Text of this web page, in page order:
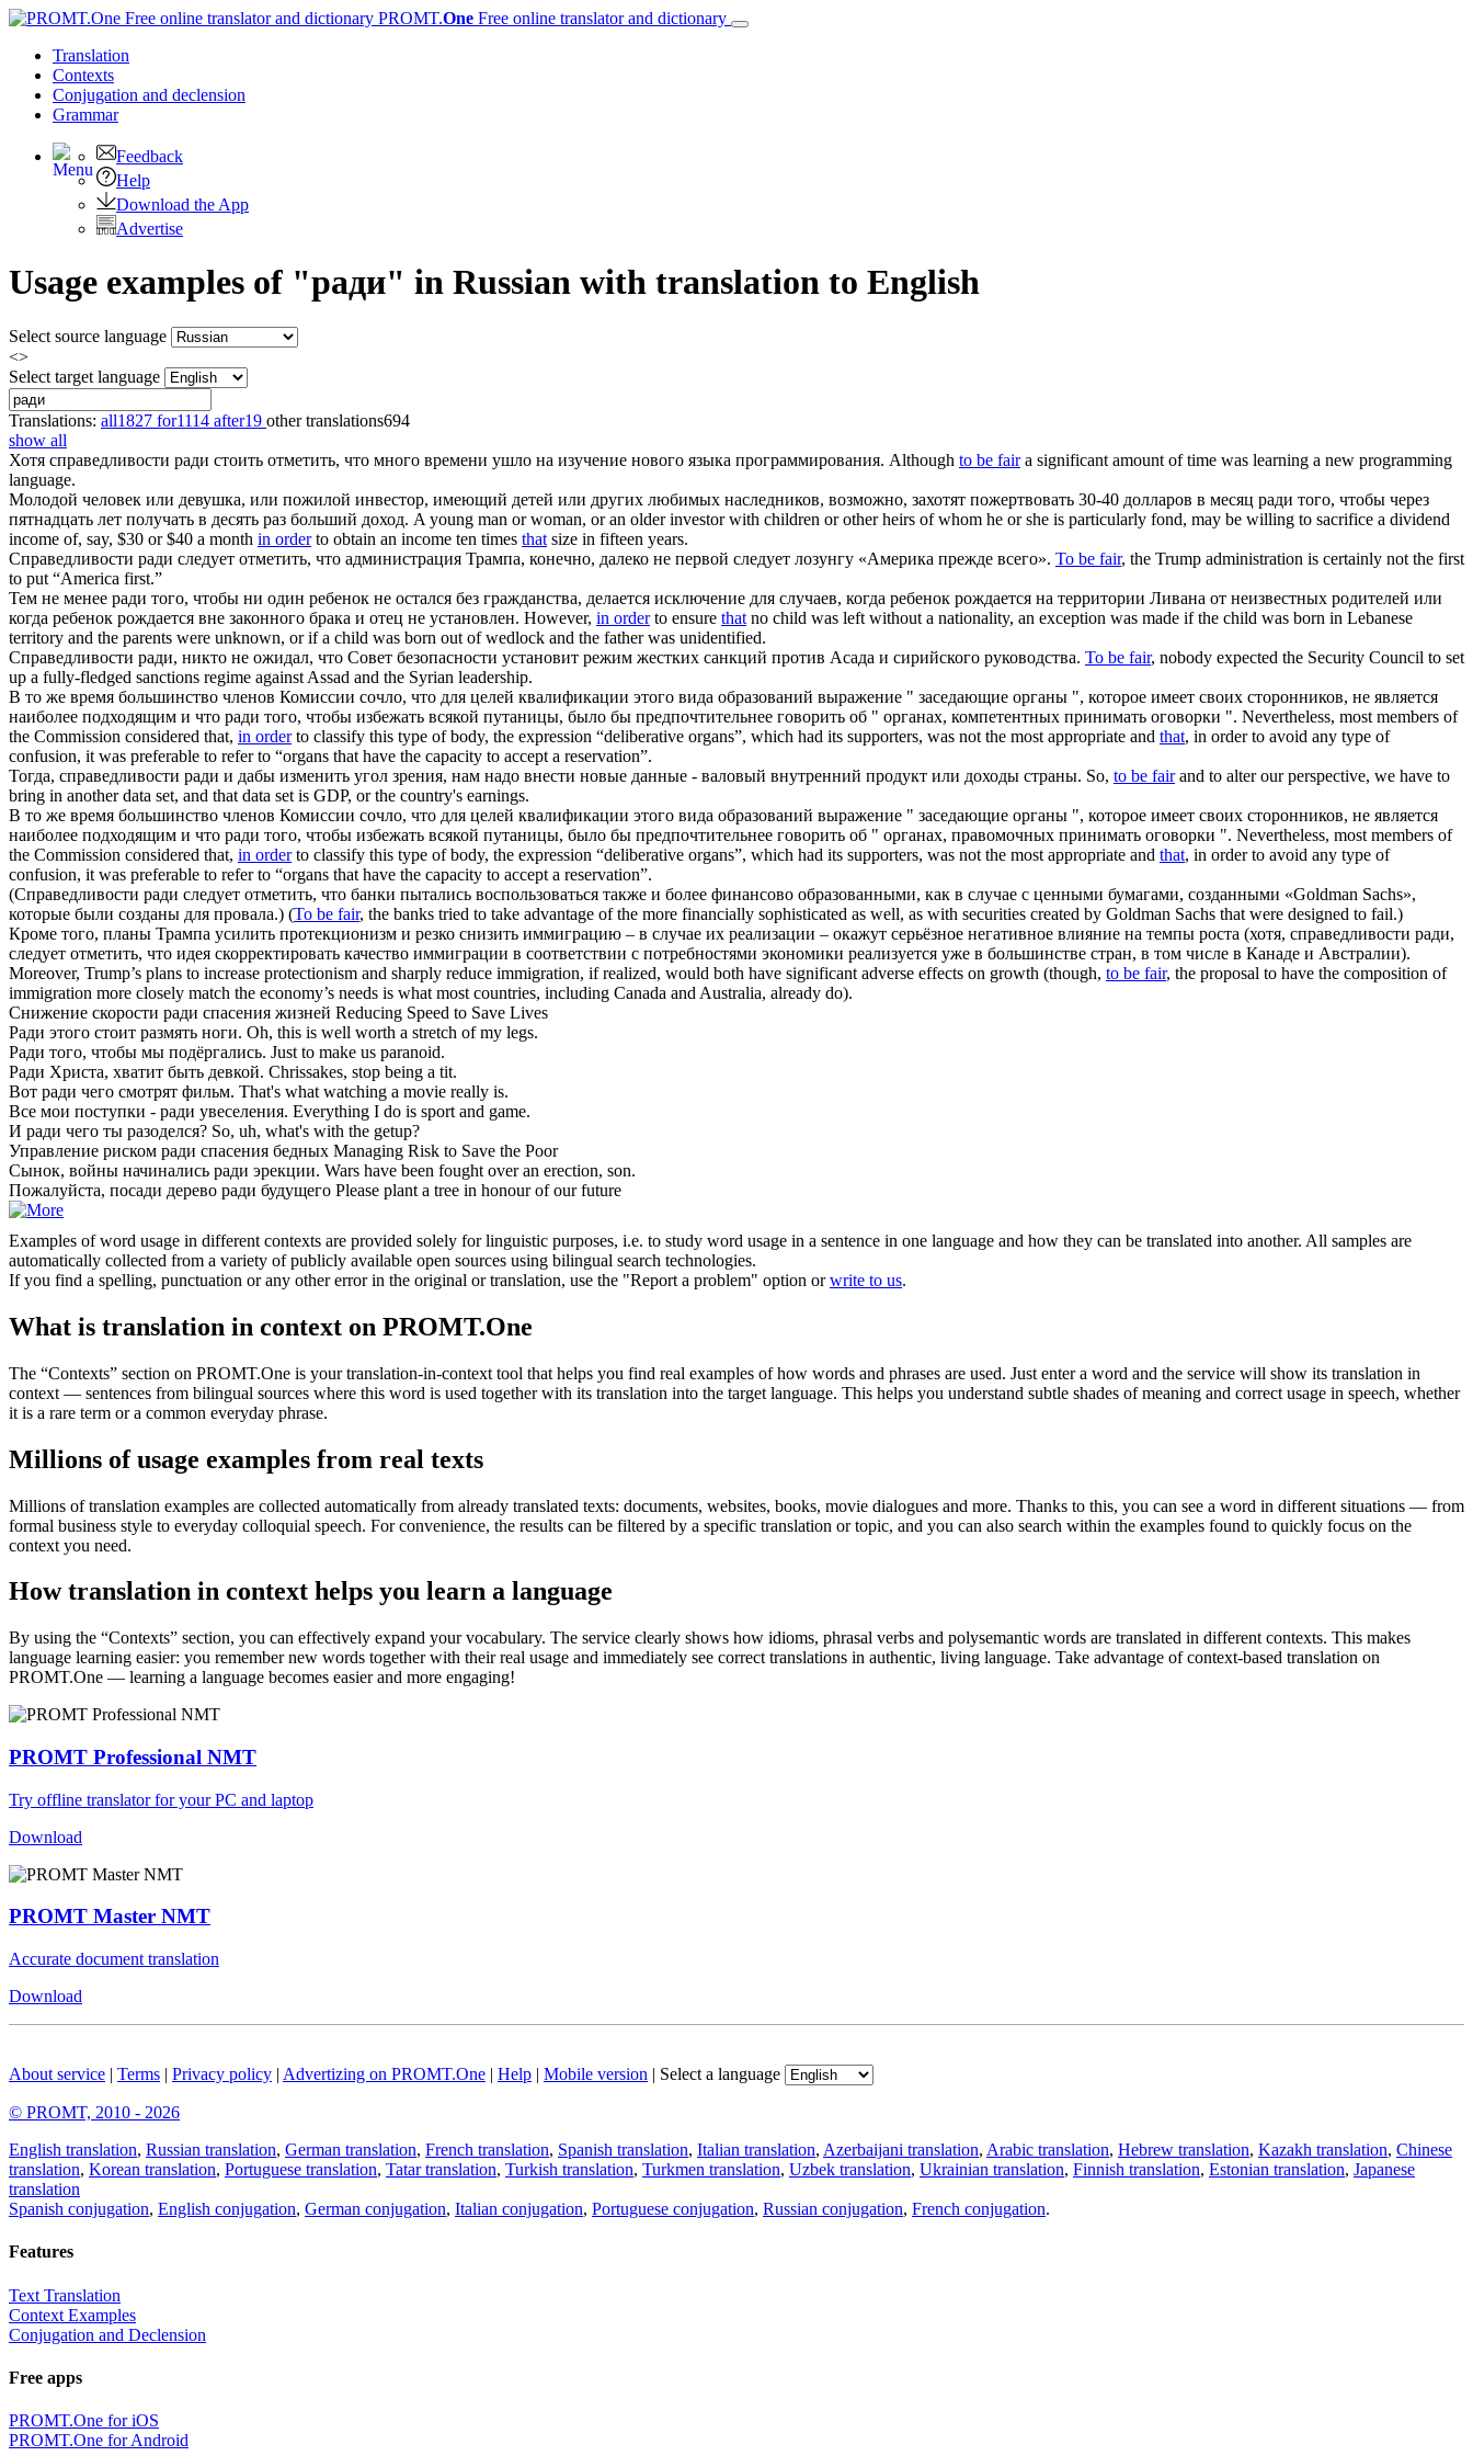
PROMT.One Free online translator and dictionary
Translation
Contexts
Conjugation and declension
Grammar
Feedback
Help
Download the App
Advertise
Usage examples of "ради" in Russian with translation to English
Select source language
<>
Select target language
Translations: all1827 for1114 after19 other translations694
show all
Хотя справедливости ради стоить отметить, что много времени ушло на изучение нового языка программирования. Although to be faira significant amount of time was learning a new programming
language.
Молодой человек или девушка, или пожилой инвестор, имеющий детей или других любимых наследников, возможно, захотят пожертвовать 30-40 долларов в месяц ради того, чтобы через
пятнадцать лет получать в десять раз больший доход. A young man or woman, or an older investor with children or other heirs of whom he or she is particularly fond, may be willing to sacrifice a dividend
income of, say, $30 or $40 a month in orderto obtain an income ten times that size in fifteen years.
Справедливости ради следует отметить, что администрация Трампа, конечно, далеко не первой следует лозунгу «Америка прежде всего». To be fair, the Trump administration is certainly not the first
to put “America first.”
Тем не менее ради того, чтобы ни один ребенок не остался без гражданства, делается исключение для случаев, когда ребенок рождается на территории Ливана от неизвестных родителей или
когда ребенок рождается вне законного брака и отец не установлен. However, in orderto ensure that no child was left without a nationality, an exception was made if the child was born in Lebanese
territory and the parents were unknown, or if a child was born out of wedlock and the father was unidentified.
Справедливости ради, никто не ожидал, что Совет безопасности установит режим жестких санкций против Асада и сирийского руководства. To be fair, nobody expected the Security Council to set
up a fully-fledged sanctions regime against Assad and the Syrian leadership.
В то же время большинство членов Комиссии сочло, что для целей квалификации этого вида образований выражение " заседающие органы ", которое имеет своих сторонников, не является
наиболее подходящим и что ради того, чтобы избежать всякой путаницы, было бы предпочтительнее говорить об " органах, компетентных принимать оговорки ". Nevertheless, most members of
the Commission considered that, in orderto classify this type of body, the expression “deliberative organs”, which had its supporters, was not the most appropriate and that, in order to avoid any type of
confusion, it was preferable to refer to “organs that have the capacity to accept a reservation”.
Тогда, справедливости ради и дабы изменить угол зрения, нам надо внести новые данные - валовый внутренний продукт или доходы страны. So, to be fairand to alter our perspective, we have to
bring in another data set, and that data set is GDP, or the country's earnings.
В то же время большинство членов Комиссии сочло, что для целей квалификации этого вида образований выражение " заседающие органы ", которое имеет своих сторонников, не является
наиболее подходящим и что ради того, чтобы избежать всякой путаницы, было бы предпочтительнее говорить об " органах, правомочных принимать оговорки ". Nevertheless, most members of
the Commission considered that, in orderto classify this type of body, the expression “deliberative organs”, which had its supporters, was not the most appropriate and that, in order to avoid any type of
confusion, it was preferable to refer to “organs that have the capacity to accept a reservation”.
(Справедливости ради следует отметить, что банки пытались воспользоваться также и более финансово образованными, как в случае с ценными бумагами, созданными «Goldman Sachs»,
которые были созданы для провала.) (To be fair, the banks tried to take advantage of the more financially sophisticated as well, as with securities created by Goldman Sachs that were designed to fail.)
Кроме того, планы Трампа усилить протекционизм и резко снизить иммиграцию – в случае их реализации – окажут серьёзное негативное влияние на темпы роста (хотя, справедливости ради,
следует отметить, что идея скорректировать качество иммиграции в соответствии с потребностями экономики реализуется уже в большинстве стран, в том числе в Канаде и Австралии).
Moreover, Trump’s plans to increase protectionism and sharply reduce immigration, if realized, would both have significant adverse effects on growth (though, to be fair, the proposal to have the composition of
immigration more closely match the economy’s needs is what most countries, including Canada and Australia, already do).
Снижение скорости ради спасения жизней Reducing Speed to Save Lives
Ради этого стоит размять ноги. Oh, this is well worth a stretch of my legs.
Ради того, чтобы мы подёргались. Just to make us paranoid.
Ради Христа, хватит быть девкой. Chrissakes, stop being a tit.
Вот ради чего смотрят фильм. That's what watching a movie really is.
Все мои поступки - ради увеселения. Everything I do is sport and game.
И ради чего ты разоделся? So, uh, what's with the getup?
Управление риском ради спасения бедных Managing Risk to Save the Poor
Сынок, войны начинались ради эрекции. Wars have been fought over an erection, son.
Пожалуйста, посади дерево ради будущего Please plant a tree in honour of our future
Examples of word usage in different contexts are provided solely for linguistic purposes, i.e. to study word usage in a sentence in one language and how they can be translated into another. All samples are
automatically collected from a variety of publicly available open sources using bilingual search technologies.
If you find a spelling, punctuation or any other error in the original or translation, use the "Report a problem" option orwrite to us.
What is translation in context on PROMT.One
The “Contexts” section on PROMT.One is your translation-in-context tool that helps you find real examples of how words and phrases are used. Just enter a word and the service will show its translation in
context — sentences from bilingual sources where this word is used together with its translation into the target language. This helps you understand subtle shades of meaning and correct usage in speech, whether
it is a rare term or a common everyday phrase.
Millions of usage examples from real texts
Millions of translation examples are collected automatically from already translated texts: documents, websites, books, movie dialogues and more. Thanks to this, you can see a word in different situations — from
formal business style to everyday colloquial speech. For convenience, the results can be filtered by a specific translation or topic, and you can also search within the examples found to quickly focus on the
context you need.
How translation in context helps you learn a language
By using the “Contexts” section, you can effectively expand your vocabulary. The service clearly shows how idioms, phrasal verbs and polysemantic words are translated in different contexts. This makes
language learning easier: you remember new words together with their real usage and immediately see correct translations in authentic, living language. Take advantage of context-based translation on
PROMT.One — learning a language becomes easier and more engaging!
PROMT Professional NMT
Try offline translator for your PC and laptop
Download
PROMT Master NMT
Accurate document translation
Download
About service | Terms | Privacy policy | Advertizing on PROMT.One | Help | Mobile version | Select a language
© PROMT, 2010 - 2026
English translation, Russian translation, German translation, French translation, Spanish translation, Italian translation, Azerbaijani translation, Arabic translation, Hebrew translation, Kazakh translation, Chinese
translation, Korean translation, Portuguese translation, Tatar translation, Turkish translation, Turkmen translation, Uzbek translation, Ukrainian translation, Finnish translation, Estonian translation, Japanese
translation
Spanish conjugation, English conjugation, German conjugation, Italian conjugation, Portuguese conjugation, Russian conjugation, French conjugation.
Features
Text Translation
Context Examples
Conjugation and Declension
Free apps
PROMT.One for iOS
PROMT.One for Android